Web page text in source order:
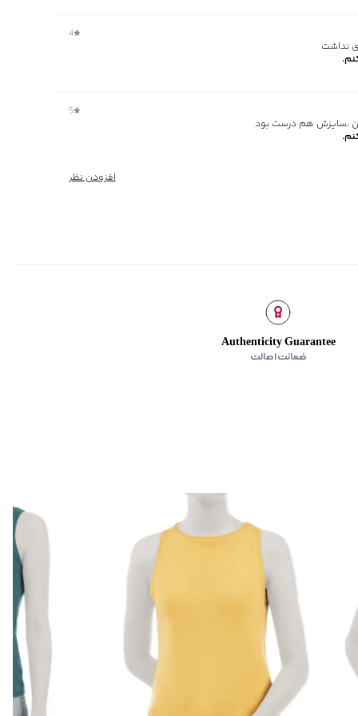
4
نداشت
5
،سایزش هم درست بود
افزودن نظر
Authenticity Guarantee
ضمانت اصالت